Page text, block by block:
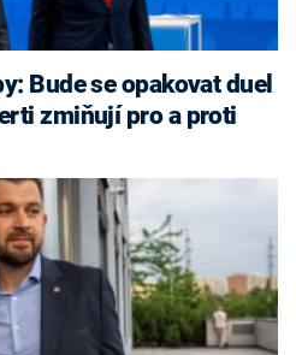
zmiňují pro a proti